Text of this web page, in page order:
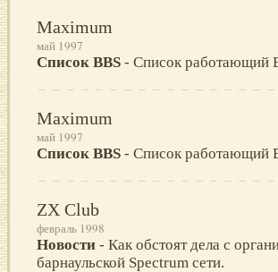
Maximum
май 1997
Список BBS - Список работающий
Maximum
май 1997
Список BBS - Список работающий
ZX Club
февраль 1998
Новости - Как обстоят дела с
барнаульской Spectrum сети.